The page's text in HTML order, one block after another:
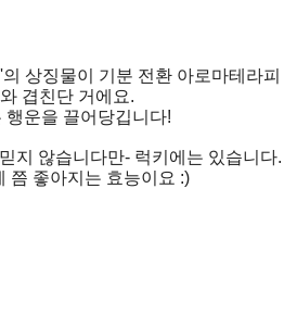
상징물이 기분 전환 아로마테라피
겹친단 거에요.
행운을 끌어당깁니다!
지 않습니다만- 럭키에는 있습니다.
쯤 좋아지는 효능이요 :)